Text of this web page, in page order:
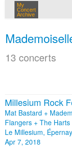
My
Concert
Archive
13 concerts
Millesium Rock
Mat Bastard +
Flangers + The
Le Millesium,
Apr 7, 2018